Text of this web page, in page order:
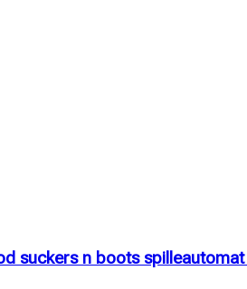
suckers n boots